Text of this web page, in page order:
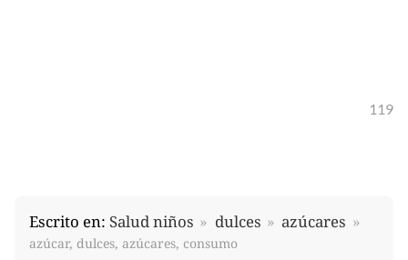
119
Escrito en: Salud niños dulces azúcares
azúcar, dulces, azúcares, consumo